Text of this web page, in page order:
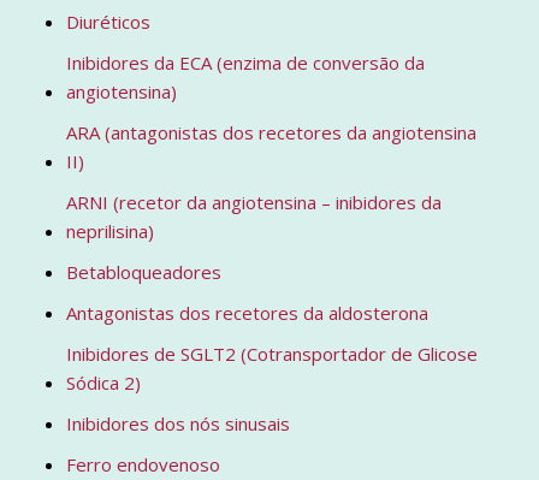
Diuréticos
Inibidores da ECA (enzima de conversão da
angiotensina)
ARA (antagonistas dos recetores da angiotensina
II)
ARNI (recetor da angiotensina – inibidores da
neprilisina)
Betabloqueadores
Antagonistas dos recetores da aldosterona
Inibidores de SGLT2 (Cotransportador de Glicose
Sódica 2)
Inibidores dos nós sinusais
Ferro endovenoso